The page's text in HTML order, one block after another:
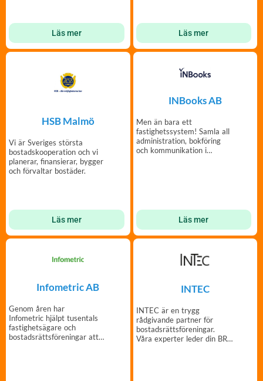
Läs mer Läs mer
HSB Malmö
Vi är Sveriges största
bostadskooperation och vi
planerar, finansierar, bygger
och förvaltar bostäder.
Läs mer
INBooks AB
Men än bara ett
fastighetssystem! Samla all
administration, bokföring
och kommunikation i
Läs mer
Infometric AB
Genom åren har
Infometric hjälpt tusentals
fastighetsägare och
bostadsrättsföreningar att
INTEC
INTEC är en trygg
rådgivande partner för
bostadsrättsföreningar.
Våra experter leder din BRF